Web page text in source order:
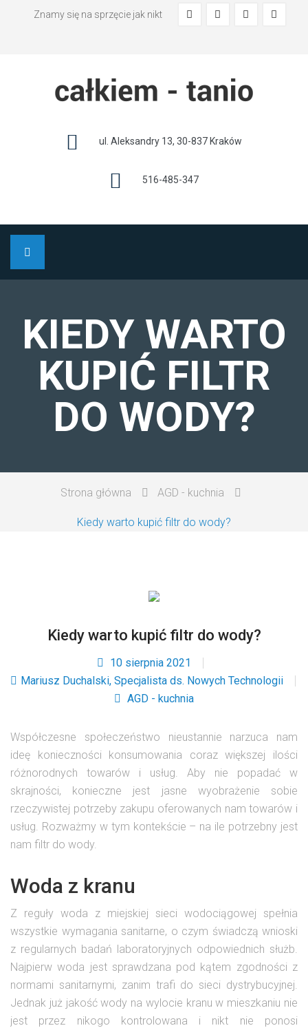
Znamy się na sprzęcie jak nikt
ul. Aleksandry 13, 30-837 Kraków
516-485-347
AGD - ŁAZIENKA
AGD - KUCHNIA
URZĄDZENIA PRZENOŚNE
KIEDY WARTO
KUPIĆ FILTR
DO WODY?
Strona główna AGD - kuchnia
Kiedy warto kupić filtr do wody?
Kiedy warto kupić filtr do wody?
10 sierpnia 2021
Mariusz Duchalski, Specjalista ds. Nowych Technologii
AGD - kuchnia
Współczesne społeczeństwo nieustannie narzuca nam
ideę konieczności konsumowania coraz większej ilości
różnorodnych towarów i usług. Aby nie popadać w
skrajności, konieczne jest jasne wyobrażenie sobie
rzeczywistej potrzeby zakupu oferowanych nam towarów i
usług. Rozważmy w tym kontekście – na ile potrzebny jest
nam filtr do wody.
Woda z kranu
Z reguły woda z miejskiej sieci wodociągowej spełnia
wszystkie wymagania sanitarne, o czym świadczą wnioski
z regularnych badań laboratoryjnych odpowiednich służb.
Najpierw woda jest sprawdzana pod kątem zgodności z
normami sanitarnymi, zanim trafi do sieci dystrybucyjnej.
Jednak już jakość wody na wylocie kranu w mieszkaniu nie
jest przez nikogo kontrolowana i nikt nie ponosi